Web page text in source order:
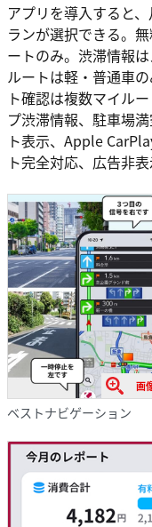
アプリを導入すると
ランが選択できる。
ートのみ。渋滞情報
ルートは軽・普通車
ト確認は複数マイル
プ渋滞情報、駐車場
ト表示、Apple
ト完全対応、広告非表
画
ベストナビゲーション